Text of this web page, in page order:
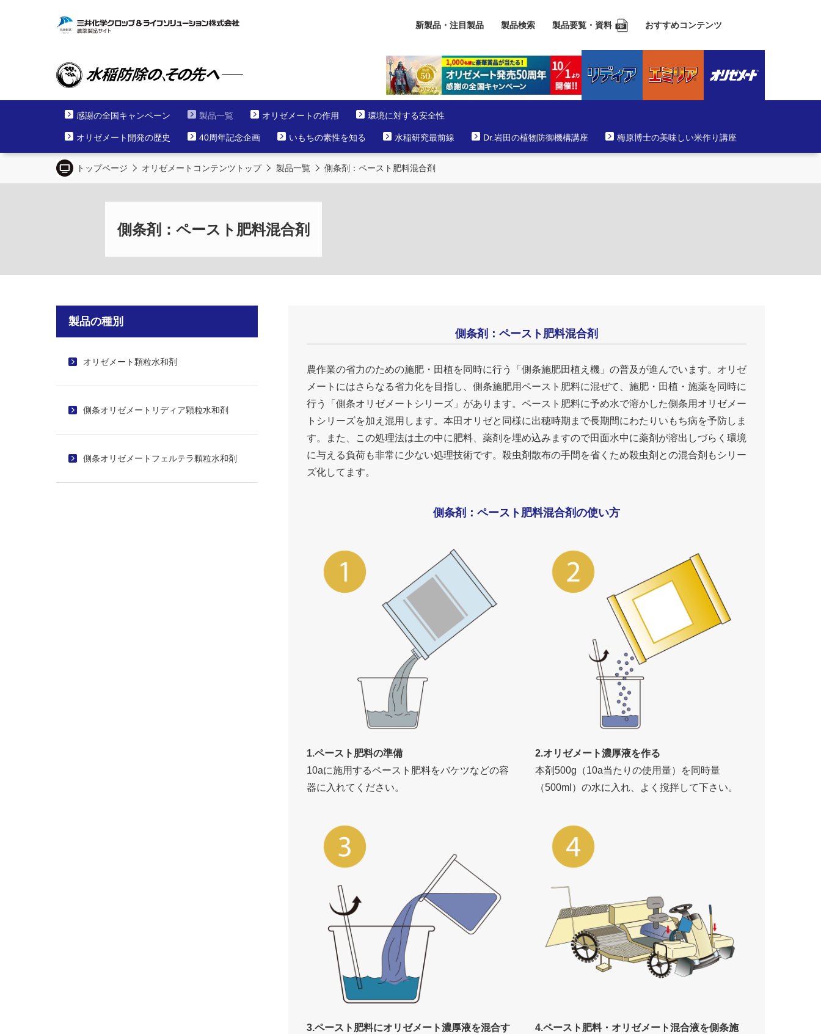
新製品・注目製品 製品検索 製品要覧・資料 おすすめコンテンツ
感謝の全国キャンペーン 製品一覧 オリゼメートの作用 環境に対する安全性
オリゼメート開発の歴史 40周年記念企画 いもちの素性を知る 水稲研究最前線 Dr.岩田の植物防御機構講座 梅原博士の美味しい米作り講座
トップページ オリゼメートコンテンツトップ 製品一覧 側条剤：ペースト肥料混合剤
側条剤：ペースト肥料混合剤
製品の種別
オリゼメート顆粒水和剤
側条オリゼメートリディア顆粒水和剤
側条オリゼメートフェルテラ顆粒水和剤
側条剤：ペースト肥料混合剤
農作業の省力のための施肥・田植を同時に行う「側条施肥田植え機」の普及が進んでいます。オリゼ
メートにはさらなる省力化を目指し、側条施肥用ペースト肥料に混ぜて、施肥・田植・施薬を同時に
行う「側条オリゼメートシリーズ」があります。ペースト肥料に予め水で溶かした側条用オリゼメー
トシリーズを加え混用します。本田オリゼと同様に出穂時期まで長期間にわたりいもち病を予防しま
す。また、この処理法は土の中に肥料、薬剤を埋め込みますので田面水中に薬剤が溶出しづらく環境
に与える負荷も非常に少ない処理技術です。殺虫剤散布の手間を省くため殺虫剤との混合剤もシリー
ズ化してます。
側条剤：ペースト肥料混合剤の使い方
1.ペースト肥料の準備
10aに施用するペースト肥料をバケツなどの容
器に入れてください。
2.オリゼメート濃厚液を作る
本剤500g（10a当たりの使用量）を同時量
（500ml）の水に入れ、よく撹拌して下さい。
3.ペースト肥料にオリゼメート濃厚液を混合す
4.ペースト肥料・オリゼメート混合液を側条施